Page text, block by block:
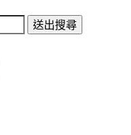
送出搜尋